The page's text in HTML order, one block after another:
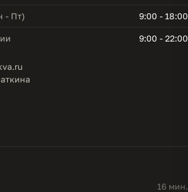
- Пт) 9:00 - 18:00
9:00 - 22:00
16 мин.